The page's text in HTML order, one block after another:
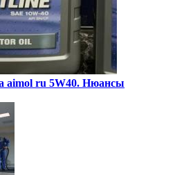
aimol ru 5W40. Нюансы